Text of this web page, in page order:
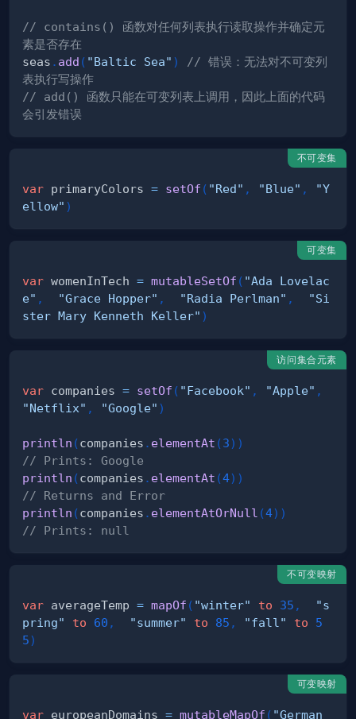
// contains() 函数对任何列表执行读取操作并确定元
素是否存在
seas . add ( "Baltic Sea" )
// 错误：无法对不可变列
表执行写操作
// add() 函数只能在可变列表上调用，因此上面的代码
会引发错误
不可变集
var primaryColors = setOf ( "Red" , "Blue" ,
"Y
ellow" )
可变集
var womenInTech = mutableSetOf ( "Ada Lovelac
e" , "Grace Hopper" , "Radia Perlman" ,
"Si
ster Mary Kenneth Keller" )
访问集合元素
var companies = setOf ( "Facebook" , "Apple" ,
"Netflix" , "Google" )
println (companies . elementAt (3) )
// Prints: Google
println (companies . elementAt (4) )
// Returns and Error
println (companies . elementAtOrNull (4) )
// Prints: null
不可变映射
var averageTemp = mapOf ( "winter" to 35 ,
"s
pring"
to 60 , "summer" to 85 , "fall" to
5
5)
可变映射
var europeanDomains = mutableMapOf ( "German